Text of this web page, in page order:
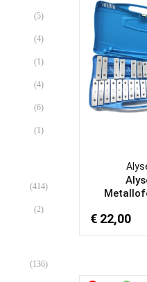
(5)
(4)
(1)
(4)
(6)
(1)
(4)
(414)
(2)
(136)
€ 22,00